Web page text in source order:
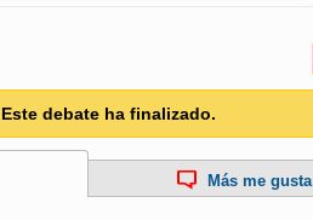
Este debate ha finalizado.
Más me gusta